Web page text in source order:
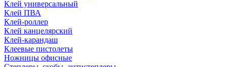
Клей универсальный
Клей ПВА
Клей-роллер
Клей канцелярский
Клей-карандаш
Клеевые пистолеты
Ножницы офисные